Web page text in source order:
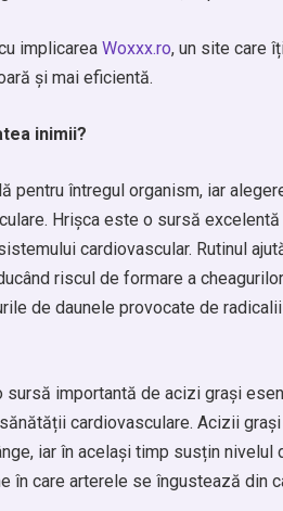
implicarea Woxxx.ro, un site care
și mai eficientă.
inimii?
pentru întregul organism, iar
Hrișca este o sursă
cardiovascular. Rutinul
riscul de formare a
de daunele provocate de
sursă importantă de acizi grași
cardiovasculare. Acizii
iar în același timp susțin
în care arterele se îngustează din